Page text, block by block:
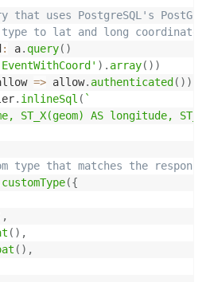
that uses PostgreSQL's
to lat and long coordinates
: a. query( )
) . array( ) )
=> allow. authenticated( ) )
. inlineSql ( `
ST_X(geom) AS longitude,
type that matches the
customType({
,
( ) ,
( ) ,